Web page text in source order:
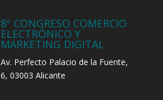
8º CONGRESO COMERCIO
ELECTRÓNICO Y
MARKETING DIGITAL
Av. Perfecto Palacio de la Fuente,
6, 03003 Alicante